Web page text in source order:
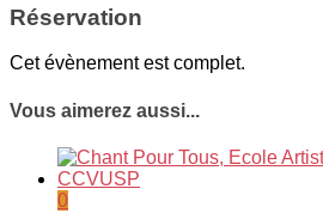
Réservation
Cet évènement est complet.
Vous aimerez aussi...
0